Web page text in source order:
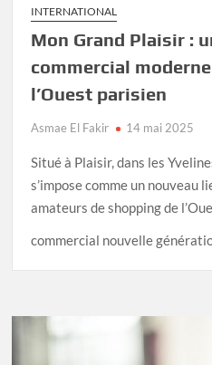
INTERNATIONAL
Mon Grand Plaisir :
commercial
l’Ouest parisien
Asmae El Fakir 14 mai 2025
Situé à Plaisir, dans les
s’impose comme un nouveau
amateurs de shopping de
commercial nouvelle